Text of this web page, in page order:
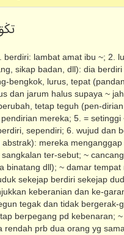
berdiri: lambat amat ibu ~; 2.
sikap badan, dll): dia
bengkok, lurus, tepat
dan jarum halus supaya ~
tetap teguh (pen-
mereka; 5. = setinggi
sependiri; 6. wujud dan
abstrak): mereka
sang­kalan ter-sebut; ~
binatang dll); ~ damar tempat
sekejap berdiri sekejap
keberanian dan ke-
tegak dan tidak bergerak-
berpegang pd ke­benar­an; ~
rendah prb dua orang yg